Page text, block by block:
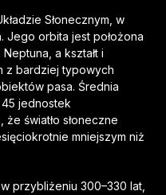
Słonecznym, w
. Jego orbita jest położona
a kształt i
z bardziej typowych
pasa. Średnia
45 jednostek
światło słoneczne
mniejszym niż
przybliżeniu 300–330 lat,